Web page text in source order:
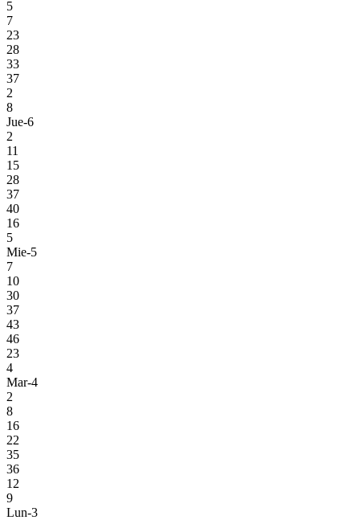
5
7
23
28
33
37
2
8
Jue-6
2
11
15
28
37
40
16
5
Mie-5
7
10
30
37
43
46
23
4
Mar-4
2
8
16
22
35
36
12
9
Lun-3